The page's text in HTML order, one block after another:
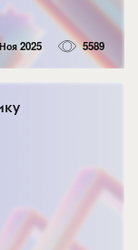
2025 5589